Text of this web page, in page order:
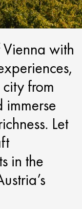
with
from
immerse
Let
in the